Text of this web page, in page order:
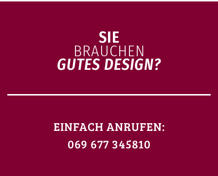
SIE
BRAUCHEN
GUTES DESIGN?
EINFACH ANRUFEN:
069 677 345810